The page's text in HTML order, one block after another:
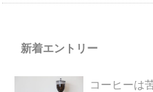
新着エントリー
コーヒーは